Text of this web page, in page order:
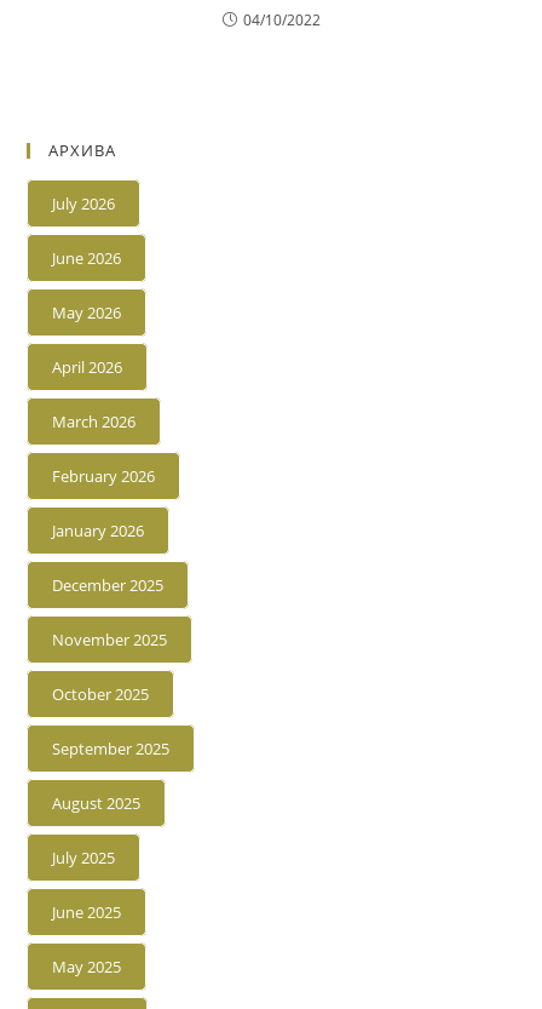
04/10/2022
АРХИВА
July 2026
June 2026
May 2026
April 2026
March 2026
February 2026
January 2026
December 2025
November 2025
October 2025
September 2025
August 2025
July 2025
June 2025
May 2025